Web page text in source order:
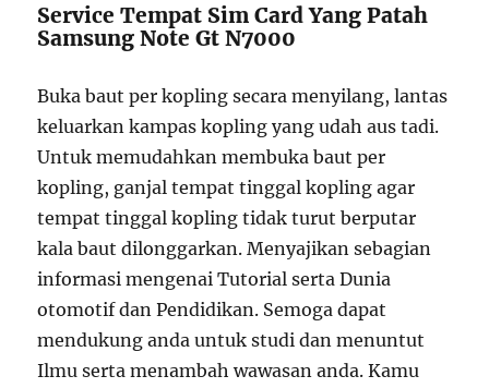
Service Tempat Sim Card Yang Patah
Samsung Note Gt N7000
Buka baut per kopling secara menyilang, lantas
keluarkan kampas kopling yang udah aus tadi.
Untuk memudahkan membuka baut per
kopling, ganjal tempat tinggal kopling agar
tempat tinggal kopling tidak turut berputar
kala baut dilonggarkan. Menyajikan sebagian
informasi mengenai Tutorial serta Dunia
otomotif dan Pendidikan. Semoga dapat
mendukung anda untuk studi dan menuntut
Ilmu serta menambah wawasan anda. Kamu